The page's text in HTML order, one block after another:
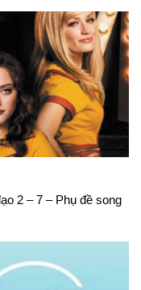
2 – 7 – Phụ đề song